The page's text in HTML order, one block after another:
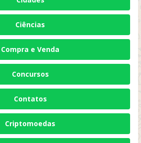
Ciências
Compra e Venda
Concursos
Contatos
Criptomoedas